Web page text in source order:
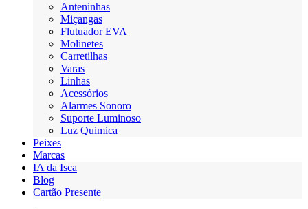
Anteninhas
Miçangas
Flutuador EVA
Molinetes
Carretilhas
Varas
Linhas
Acessórios
Alarmes Sonoro
Suporte Luminoso
Luz Quimica
Peixes
Marcas
IA da Isca
Blog
Cartão Presente